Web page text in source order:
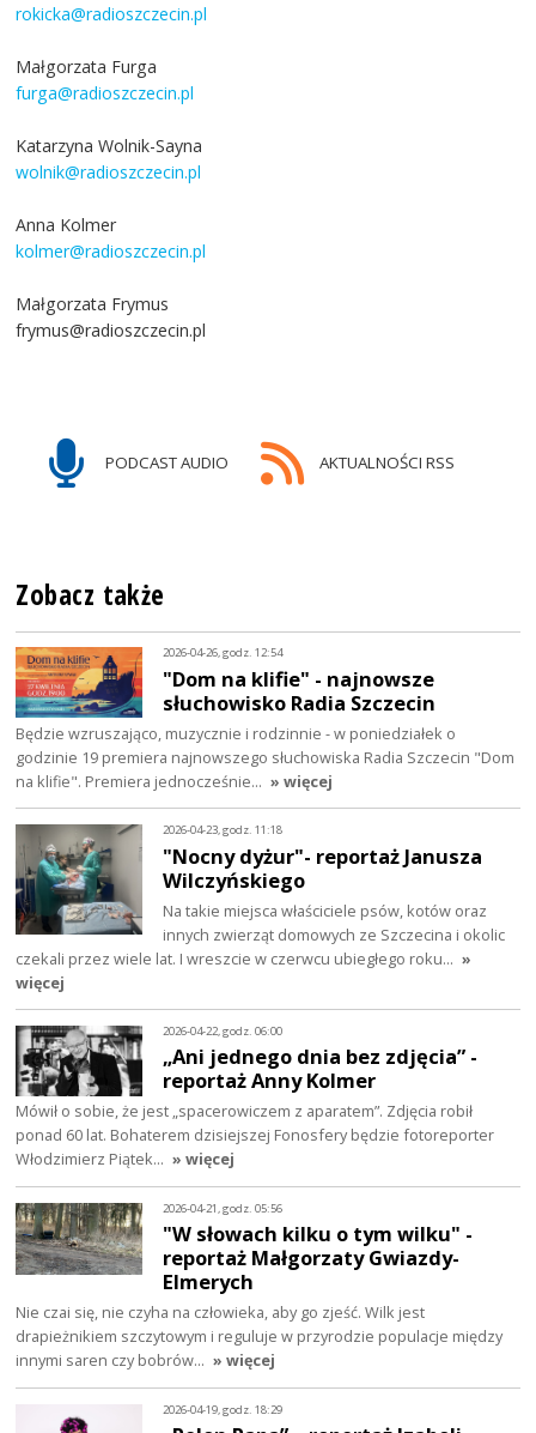
rokicka@radioszczecin.pl
Małgorzata Furga
furga@radioszczecin.pl
Katarzyna Wolnik-Sayna
wolnik@radioszczecin.pl
Anna Kolmer
kolmer@radioszczecin.pl
Małgorzata Frymus
frymus@radioszczecin.pl
PODCAST AUDIO AKTUALNOŚCI RSS
Zobacz także
2026-04-26, godz. 12:54
"Dom na klifie" - najnowsze
słuchowisko Radia Szczecin
Będzie wzruszająco, muzycznie i rodzinnie - w poniedziałek o
godzinie 19 premiera najnowszego słuchowiska Radia Szczecin "Dom
na klifie". Premiera jednocześnie… » więcej
2026-04-23, godz. 11:18
"Nocny dyżur"- reportaż Janusza
Wilczyńskiego
Na takie miejsca właściciele psów, kotów oraz
innych zwierząt domowych ze Szczecina i okolic
czekali przez wiele lat. I wreszcie w czerwcu ubiegłego roku… »
więcej
2026-04-22, godz. 06:00
„Ani jednego dnia bez zdjęcia” -
reportaż Anny Kolmer
Mówił o sobie, że jest „spacerowiczem z aparatem”. Zdjęcia robił
ponad 60 lat. Bohaterem dzisiejszej Fonosfery będzie fotoreporter
Włodzimierz Piątek… » więcej
2026-04-21, godz. 05:56
"W słowach kilku o tym wilku" -
reportaż Małgorzaty Gwiazdy-
Elmerych
Nie czai się, nie czyha na człowieka, aby go zjeść. Wilk jest
drapieżnikiem szczytowym i reguluje w przyrodzie populacje między
innymi saren czy bobrów… » więcej
2026-04-19, godz. 18:29